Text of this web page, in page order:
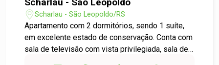
Scharlau - São Leopoldo
Scharlau - São Leopoldo/RS
Apartamento com 2 dormitórios, sendo 1 suíte,
em excelente estado de conservação. Conta com
sala de televisão com vista privilegiada, sala de